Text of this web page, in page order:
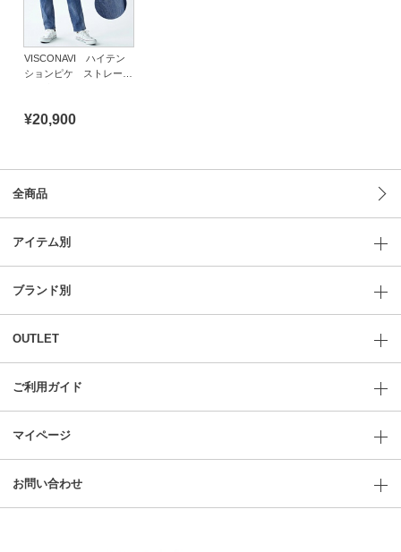
VISCONAVI ハイテン
ションピケ ストレート
¥20,900
全商品
アイテム別
ブランド別
OUTLET
ご利用ガイド
マイページ
お問い合わせ